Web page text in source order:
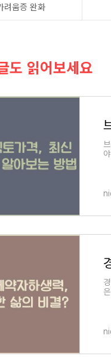
려움증 완화
도 읽어보세요